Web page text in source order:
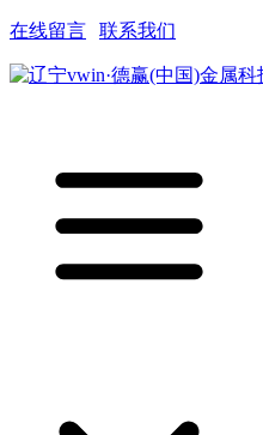
在线留言 联系我们